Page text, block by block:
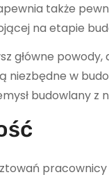
także
na etapie
główne
niezbędne w
budowlany z
pracownicy